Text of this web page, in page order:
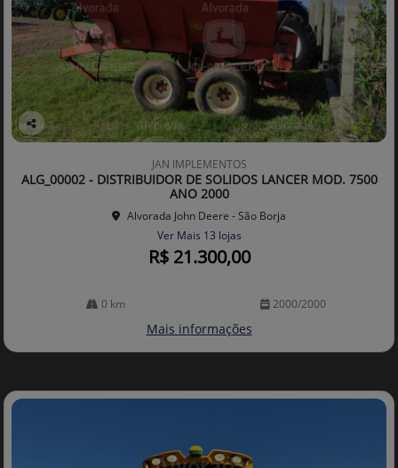
Co
arti
lhe
JAN IMPLEMENTOS
ALG_00002 - DISTRIBUIDOR DE SOLIDOS LANCER MOD. 7500
ANO 2000
Alvorada John Deere - São Borja
Ver Mais 13 lojas
R$ 21.300,00
0 km 2000/2000
Mais informações